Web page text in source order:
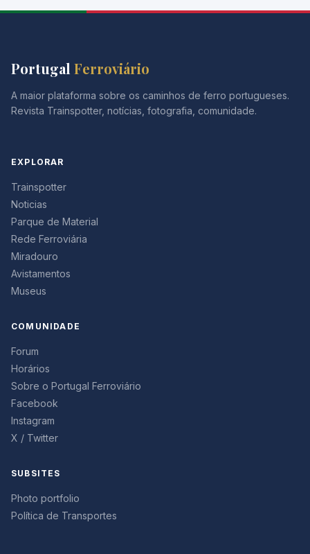
Portugal Ferroviário
A maior plataforma sobre os caminhos de ferro portugueses.
Revista Trainspotter, notícias, fotografia, comunidade.
EXPLORAR
Trainspotter
Noticias
Parque de Material
Rede Ferroviária
Miradouro
Avistamentos
Museus
COMUNIDADE
Forum
Horários
Sobre o Portugal Ferroviário
Facebook
Instagram
X / Twitter
SUBSITES
Photo portfolio
Política de Transportes